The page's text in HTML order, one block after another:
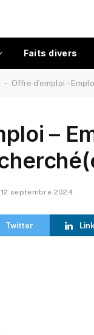
Faits divers
- Offre d’emploi –
–
12 septembre 2024
Twitter